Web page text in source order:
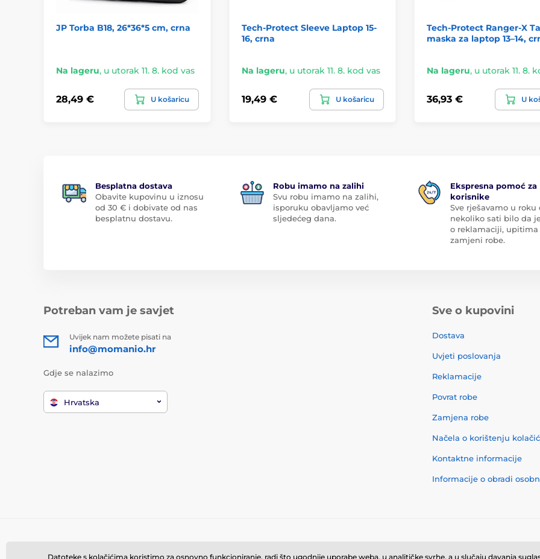
JP Torba B18, 26*36*5 cm, crna
Na lageru, u utorak 11. 8. kod vas
28,49 € U košaricu
Tech-Protect Sleeve Laptop 15-
16, crna
Na lageru, u utorak 11. 8. kod vas
19,49 € U košaricu
Tech-Protect Ranger-X
maska za laptop 13–14,
Na lageru, u utorak 11. 8.
36,93 € U
Besplatna dostava
Obavite kupovinu u iznosu
od 30 € i dobivate od nas
besplatnu dostavu.
Robu imamo na zalihi
Svu robu imamo na zalihi,
isporuku obavljamo već
sljedećeg dana.
Ekspresna pomoć za
korisnike
Sve rješavamo u roku
nekoliko sati bilo da
o reklamaciji,
zamjeni robe.
Potreban vam je savjet
Uvijek nam možete pisati na
info@momanio.hr
Gdje se nalazimo
Hrvatska
Sve o kupovini
Dostava
Uvjeti poslovanja
Reklamacije
Povrat robe
Zamjena robe
Načela o korištenju
Kontaktne informacije
Informacije o obradi
Datoteke s kolačićima koristimo za osnovno funkcioniranje, radi što ugodnije uporabe weba, u analitičke svrhe, a u slučaju davanja